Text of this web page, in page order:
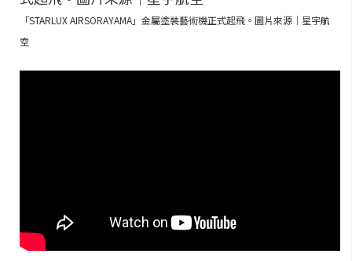
「STARLUX AIRSORAYAMA」金屬塗裝藝術機正式起飛。圖片來源｜星宇航
空